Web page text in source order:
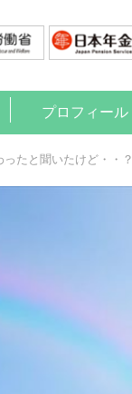
援【企業様】
援【労働者様】
プロフィール
たと聞いたけど・・？